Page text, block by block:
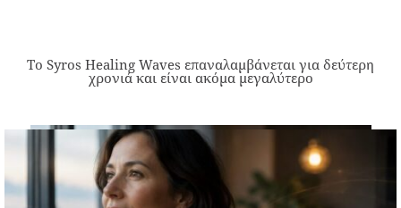
Το Syros Healing Waves επαναλαμβάνεται για δεύτερη
χρονιά και είναι ακόμα μεγαλύτερο